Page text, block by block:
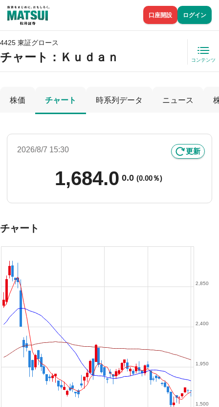
口座開設 ログイン
4425 東証グロース
チャート： Ｋｕｄａｎ コンテンツ
株価 チャート 時系列データ ニュース
2026/8/7 15:30 更新
1,684.0 0.0 (0.00％)
チャート
1,500
1,950
2,400
2,850